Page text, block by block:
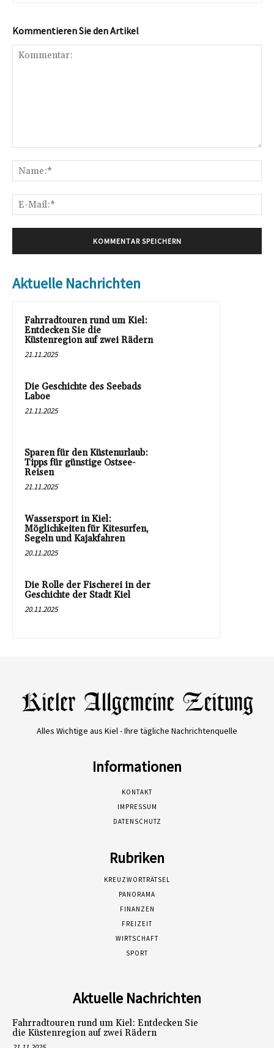
Kommentieren Sie den Artikel
Aktuelle Nachrichten
Fahrradtouren rund um Kiel:
Entdecken Sie die
Küstenregion auf zwei Rädern
21.11.2025
Die Geschichte des Seebads
Laboe
21.11.2025
Sparen für den Küstenurlaub:
Tipps für günstige Ostsee-
Reisen
21.11.2025
Wassersport in Kiel:
Möglichkeiten für Kitesurfen,
Segeln und Kajakfahren
20.11.2025
Die Rolle der Fischerei in der
Geschichte der Stadt Kiel
20.11.2025
Alles Wichtige aus Kiel - Ihre tägliche Nachrichtenquelle
Informationen
KONTAKT
IMPRESSUM
DATENSCHUTZ
Rubriken
KREUZWORTRÄTSEL
PANORAMA
FINANZEN
FREIZEIT
WIRTSCHAFT
SPORT
Aktuelle Nachrichten
Fahrradtouren rund um Kiel: Entdecken Sie
die Küstenregion auf zwei Rädern